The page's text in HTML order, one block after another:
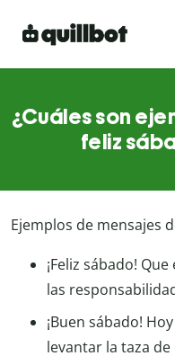
¿Cuáles son
feliz
Ejemplos de mensajes
¡Feliz sábado!
las
¡Buen sábado!
levantar la taza